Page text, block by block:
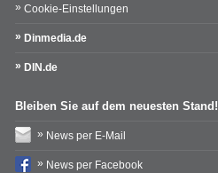
Cookie-Einstellungen
Dinmedia.de
DIN.de
Bleiben Sie auf dem neuesten Stand!
News per E-Mail
News per Facebook